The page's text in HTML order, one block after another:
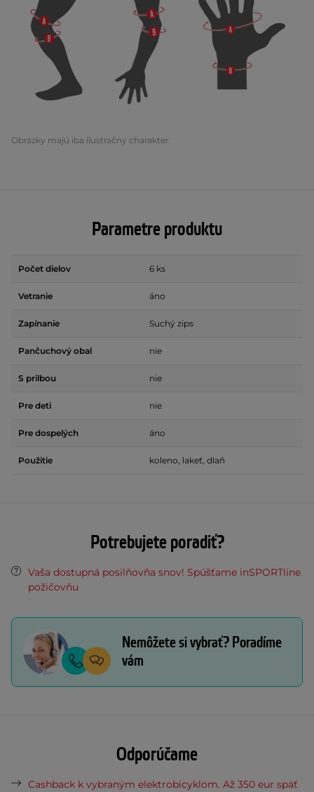
Obrázky majú iba ilustračný charakter.
Parametre produktu
Počet dielov 6 ks
Vetranie áno
Zapínanie Suchý zips
Pančuchový obal nie
S prilbou nie
Pre deti nie
Pre dospelých áno
Použitie koleno, lakeť, dlaň
Potrebujete poradiť?
Vaša dostupná posilňovňa snov! Spúšťame inSPORTline
požičovňu
Nemôžete si vybrať? Poradíme
vám
Odporúčame
Cashback k vybraným elektrobicyklom. Až 350 eur späť